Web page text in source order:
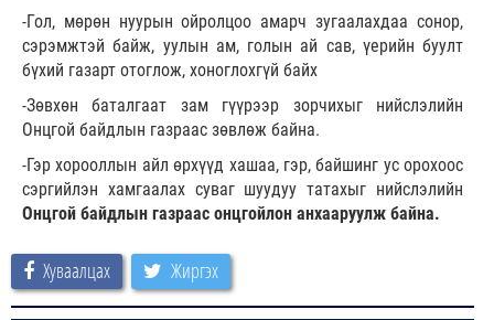
-Гол, мөрөн нуурын ойролцоо амарч зугаалахдаа сонор,
сэрэмжтэй байж, уулын ам, голын ай сав, үерийн буулт
бүхий газарт отоглож, хоноглохгүй байх
-Зөвхөн баталгаат зам гүүрээр зорчихыг нийслэлийн
Онцгой байдлын газраас зөвлөж байна.
-Гэр хорооллын айл өрхүүд хашаа, гэр, байшинг ус орохоос
сэргийлэн хамгаалах суваг шуудуу татахыг нийслэлийн
Онцгой байдлын газраас онцгойлон анхааруулж байна.
Хуваалцах Жиргэх